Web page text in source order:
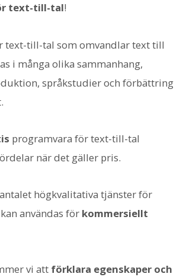
text-till-tal!
text-till-tal som omvandlar text till
i många olika sammanhang,
språkstudier och förbättring
programvara för text-till-tal
när det gäller pris.
högkvalitativa tjänster för
användas för kommersiellt
vi att förklara egenskaper och